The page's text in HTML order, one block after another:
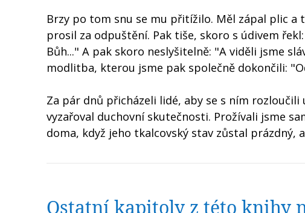
Brzy po tom snu se mu přitížilo. Měl zápal plic a
prosil za odpuštění. Pak tiše, skoro s údivem
Bůh..." A pak skoro neslyšitelně: "A viděli jsme
modlitba, kterou jsme pak společně dokončili:
Za pár dnů přicházeli lidé, aby se s ním
vyzařoval duchovní skutečnosti. Prožívali jsme
doma, když jeho tkalcovský stav zůstal
Ostatní kapitoly z této knihy